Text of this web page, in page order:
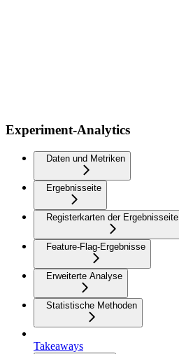
Experiment-Analytics
Daten und Metriken
Ergebnisseite
Registerkarten der Ergebnisseite
Feature-Flag-Ergebnisse
Erweiterte Analyse
Statistische Methoden
Takeaways